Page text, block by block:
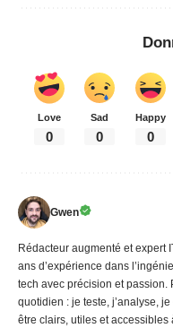
Love
0
Sad
0
Happy
0
Gwen
Rédacteur augmenté et expert
ans d’expérience dans
tech avec précision et passion.
quotidien : je teste, j’analyse,
être clairs, utiles et